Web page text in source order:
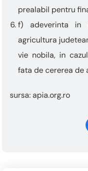
prealabil pentru
f) adeverinta in
agricultura
vie nobila, in
fata de cererea de
sursa: apia.org.ro